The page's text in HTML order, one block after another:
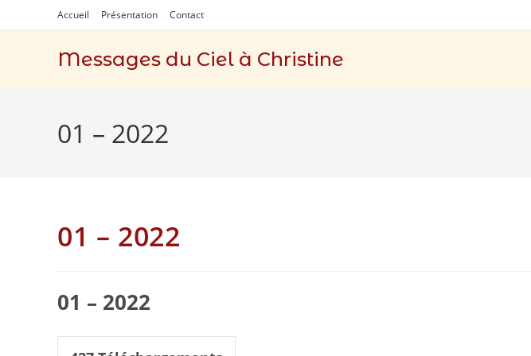
to
Accueil Présentation Contact
Messages du Ciel à Christine
01 – 2022
01 – 2022
01 – 2022